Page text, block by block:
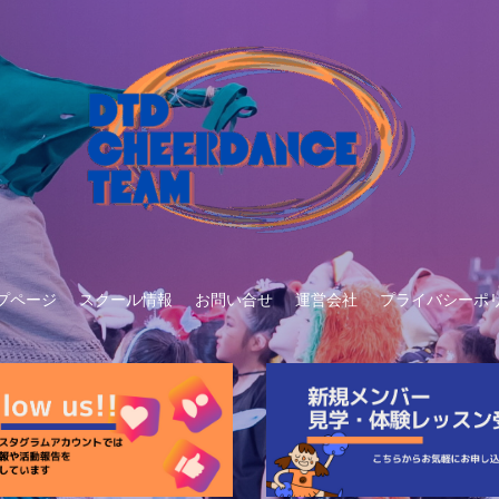
ページ スクール情報 お問い合せ 運営会社 プライバシーポ